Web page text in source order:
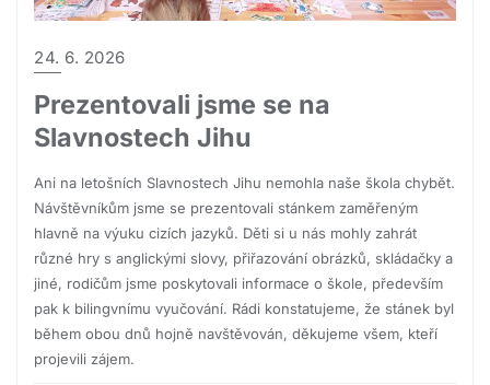
24. 6. 2026
Prezentovali jsme se na
Slavnostech Jihu
Ani na letošních Slavnostech Jihu nemohla naše škola chybět.
Návštěvníkům jsme se prezentovali stánkem zaměřeným
hlavně na výuku cizích jazyků. Děti si u nás mohly zahrát
různé hry s anglickými slovy, přiřazování obrázků, skládačky a
jiné, rodičům jsme poskytovali informace o škole, především
pak k bilingvnímu vyučování. Rádi konstatujeme, že stánek byl
během obou dnů hojně navštěvován, děkujeme všem, kteří
projevili zájem.